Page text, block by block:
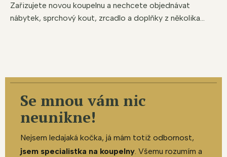
Zařizujete novou koupelnu a nechcete objednávat
nábytek, sprchový kout, zrcadlo a doplňky z několika...
Se mnou vám nic
neunikne!
Nejsem ledajaká kočka, já mám totiž odbornost,
jsem specialistka na koupelny. Všemu rozumím a